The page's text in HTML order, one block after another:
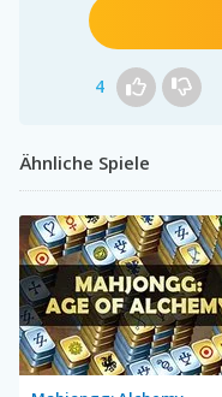
4
Ähnliche Spiele